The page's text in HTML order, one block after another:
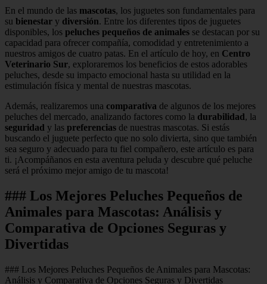
En el mundo de las mascotas, los juguetes son fundamentales para
su bienestar y diversión. Entre los diferentes tipos de juguetes
disponibles, los peluches pequeños de animales se destacan por su
capacidad para ofrecer compañía, comodidad y entretenimiento a
nuestros amigos de cuatro patas. En el artículo de hoy, en Centro
Veterinario Sur, exploraremos los beneficios de estos adorables
peluches, desde su impacto emocional hasta su utilidad en la
estimulación física y mental de nuestras mascotas.
Además, realizaremos una comparativa de algunos de los mejores
peluches del mercado, analizando factores como la durabilidad, la
seguridad y las preferencias de nuestras mascotas. Si estás
buscando el juguete perfecto que no solo divierta, sino que también
sea seguro y adecuado para tu fiel compañero, este artículo es para
ti. ¡Acompáñanos en esta aventura peluda y descubre qué peluche
será el próximo mejor amigo de tu mascota!
### Los Mejores Peluches Pequeños de
Animales para Mascotas: Análisis y
Comparativa de Opciones Seguras y
Divertidas
### Los Mejores Peluches Pequeños de Animales para Mascotas:
Análisis y Comparativa de Opciones Seguras y Divertidas